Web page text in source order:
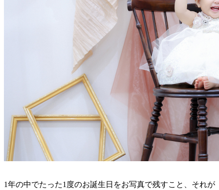
1年の中でたった1度のお誕生日をお写真で残すこと、それが